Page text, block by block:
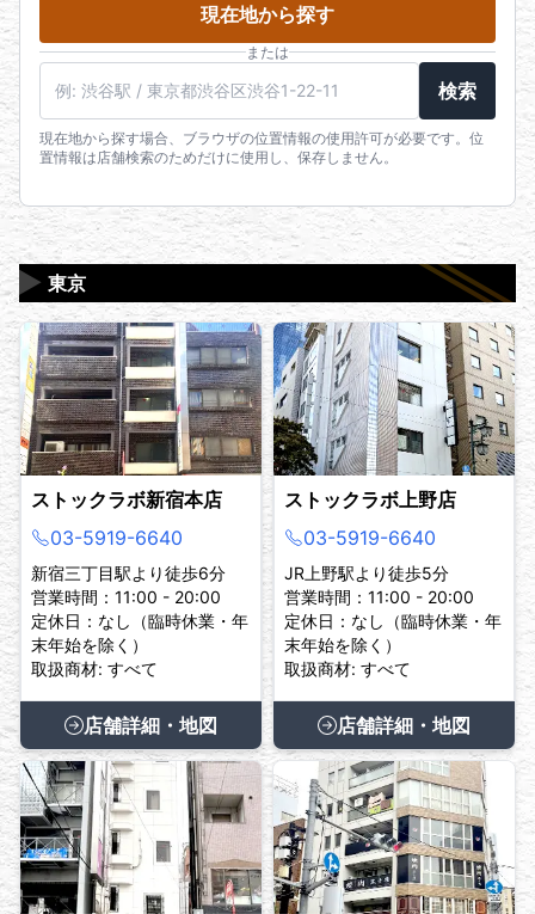
現在地から探す
または
検索
現在地から探す場合、ブラウザの位置情報の使用許可が必要です。位
置情報は店舗検索のためだけに使用し、保存しません。
東京
▶
ストックラボ新宿本店
03-5919-6640
新宿三丁目駅より徒歩6分
営業時間：11:00 - 20:00
定休日：なし（臨時休業・年
末年始を除く）
取扱商材: すべて
店舗詳細・地図
ストックラボ上野店
03-5919-6640
JR上野駅より徒歩5分
営業時間：11:00 - 20:00
定休日：なし（臨時休業・年
末年始を除く）
取扱商材: すべて
店舗詳細・地図